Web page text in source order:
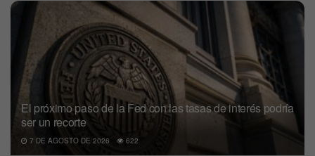
El próximo paso de la Fed con las tasas de interés podría
ser un recorte
7 DE AGOSTO DE 2026 622